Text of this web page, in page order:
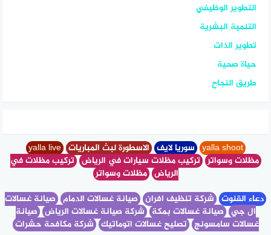
التطوير الوظيفي
التنمية البشرية
تطوير الذات
حياة صحية
طريق النجاح
yalla shoot سوريا لايفالاسطورة لبث المبارياتyalla live
مظلات وسواترتركيب مظلات سيارات في الرياضتركيب مظلات في
الرياضمظلات وسواتر
دعاء القنوتشركة تنظيف افرانصيانة غسالات الدمامصيانة غسالات
ال جيصيانة غسالات بمكةشركة صيانة غسالات الرياضصيانة
غسالات سامسونجتصليح غسالات اتوماتيكشركة مكافحة حشرات